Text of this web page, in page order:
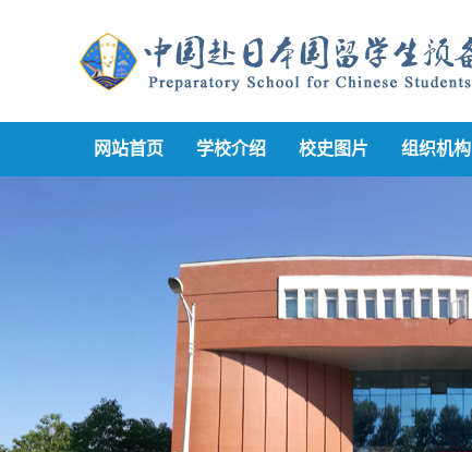
网站首页 学校介绍 校史图片 组织机构